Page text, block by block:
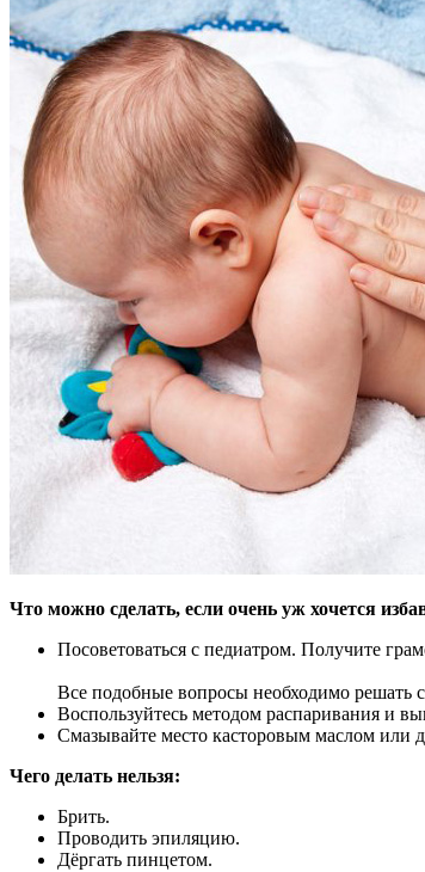
Что можно сделать, если очень уж хочется
Посоветоваться с педиатром. Получите
Все подобные вопросы необходимо решать
Воспользуйтесь методом распаривания и
Смазывайте место касторовым маслом или
Чего делать нельзя:
Брить.
Проводить эпиляцию.
Дёргать пинцетом.